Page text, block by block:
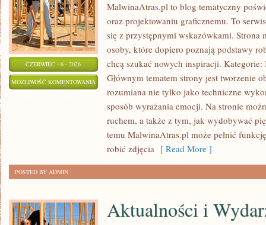
CZERWIEC - 6 - 2026
MOŻLIWOŚĆ KOMENTOWANIA PROJEKTY
KREATYWNE
TRIKI
MalwinaAtras.pl to blog tematyczny
oraz projektowaniu graficznemu. To
się z przystępnymi wskazówkami. Strona
osoby, które dopiero poznają podstawy
chcą szukać nowych inspiracji.
Głównym tematem strony jest tworzenie
rozumiana nie tylko jako techniczne
sposób wyrażania emocji. Na stronie
ruchem, a także z tym, jak wydobywać
temu MalwinaAtras.pl może pełnić
robić zdjęcia [ Read More ]
POSTED BY ADMIN
Aktualności i